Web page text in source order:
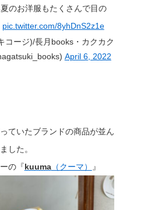
のお洋服もたくさんで目の
pic.twitter.com/8yhDnS2z1e
ージ)/長月books・カクカク
April 6, 2022
ていたブランドの商品が並ん
した。
の『kuuma（クーマ） 』